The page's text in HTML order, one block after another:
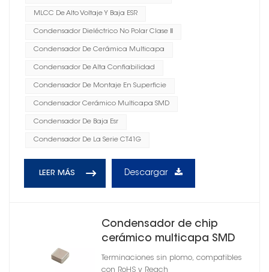
MLCC De Alto Voltaje Y Baja ESR
Condensador Dieléctrico No Polar Clase Ⅱ
Condensador De Cerámica Multicapa
Condensador De Alta Confiabilidad
Condensador De Montaje En Superficie
Condensador Cerámico Multicapa SMD
Condensador De Baja Esr
Condensador De La Serie CT41G
LEER MÁS Descargar
Condensador de chip
cerámico multicapa SMD
serie CT41G X5R
Terminaciones sin plomo, compatibles
con RoHS y Reach